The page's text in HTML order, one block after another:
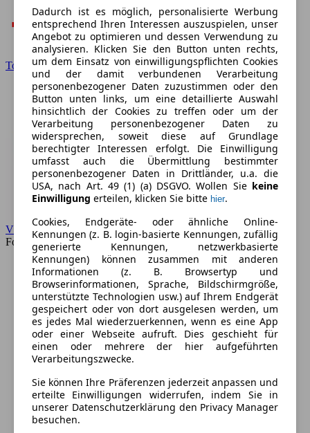
Toyota
VW
Forum
Dadurch ist es möglich, personalisierte Werbung
entsprechend Ihren Interessen auszuspielen, unser
Angebot zu optimieren und dessen Verwendung zu
analysieren. Klicken Sie den Button unten rechts,
um dem Einsatz von einwilligungspflichten Cookies
und der damit verbundenen Verarbeitung
personenbezogener Daten zuzustimmen oder den
Button unten links, um eine detaillierte Auswahl
hinsichtlich der Cookies zu treffen oder um der
Verarbeitung personenbezogener Daten zu
widersprechen, soweit diese auf Grundlage
berechtigter Interessen erfolgt. Die Einwilligung
umfasst auch die Übermittlung bestimmter
personenbezogener Daten in Drittländer, u.a. die
USA, nach Art. 49 (1) (a) DSGVO. Wollen Sie keine
Einwilligung erteilen, klicken Sie bitte hier.
Cookies, Endgeräte- oder ähnliche Online-
Kennungen (z. B. login-basierte Kennungen, zufällig
generierte Kennungen, netzwerkbasierte
Kennungen) können zusammen mit anderen
Informationen (z. B. Browsertyp und
Browserinformationen, Sprache, Bildschirmgröße,
unterstützte Technologien usw.) auf Ihrem Endgerät
gespeichert oder von dort ausgelesen werden, um
es jedes Mal wiederzuerkennen, wenn es eine App
oder einer Webseite aufruft. Dies geschieht für
einen oder mehrere der hier aufgeführten
Verarbeitungszwecke.
Sie können Ihre Präferenzen jederzeit anpassen und
erteilte Einwilligungen widerrufen, indem Sie in
unserer Datenschutzerklärung den Privacy Manager
besuchen.